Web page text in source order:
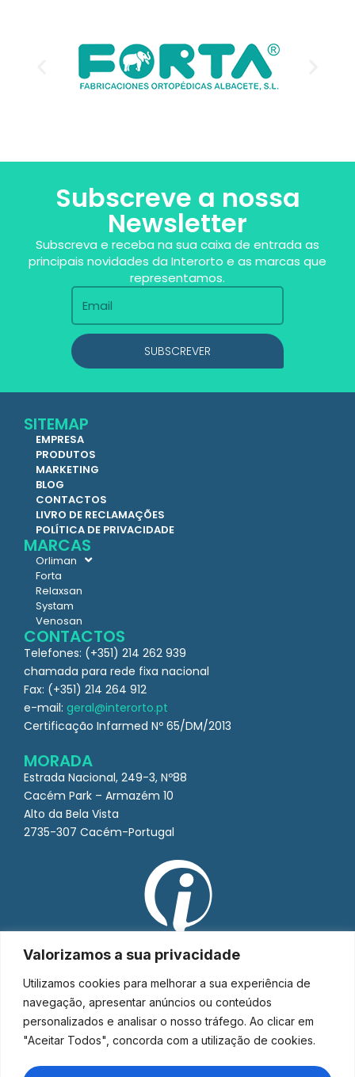
Valorizamos a sua privacidade
Utilizamos cookies para melhorar a sua experiência de
navegação, apresentar anúncios ou conteúdos
personalizados e analisar o nosso tráfego. Ao clicar em
"Aceitar Todos", concorda com a utilização de cookies.
Subscreve a nossa
Newsletter
Subscreva e receba na sua caixa de entrada as
principais novidades da Interorto e as marcas que
representamos.
SUBSCREVER
SITEMAP
EMPRESA
PRODUTOS
MARKETING
BLOG
CONTACTOS
LIVRO DE RECLAMAÇÕES
POLÍTICA DE PRIVACIDADE
MARCAS
Orliman
Forta
Relaxsan
Systam
Venosan
CONTACTOS
Telefones: (+351) 214 262 939
chamada para rede fixa nacional
Fax: (+351) 214 264 912
e-mail: geral@interorto.pt
Certificação Infarmed Nº 65/DM/2013
MORADA
Estrada Nacional, 249-3, Nº88
Cacém Park – Armazém 10
Alto da Bela Vista
2735-307 Cacém-Portugal